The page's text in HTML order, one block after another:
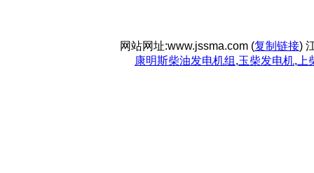
网站网址:www.jssma.com (复制链接)
康明斯柴油发电机组 ,玉柴发电机,